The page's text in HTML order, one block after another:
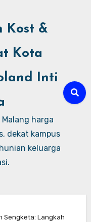
Kost &
Kota
Inti
harga
dekat kampus
keluarga
Sengketa: Langkah